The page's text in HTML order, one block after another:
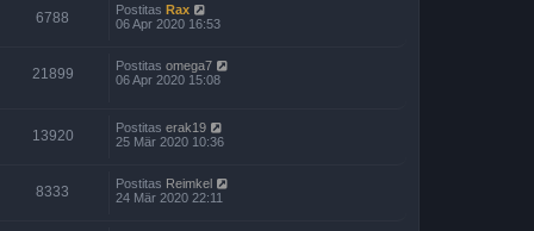
6788 Postitas Rax
06 Apr 2020 16:53
21899 Postitas omega7
06 Apr 2020 15:08
13920 Postitas erak19
25 Mär 2020 10:36
8333 Postitas Reimkel
24 Mär 2020 22:11